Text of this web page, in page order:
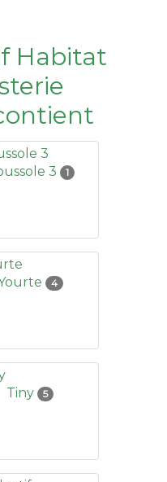
Habitat
3 1
4
Tiny 5